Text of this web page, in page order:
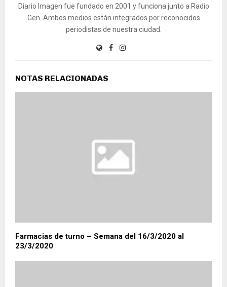
Diario Imagen fue fundado en 2001 y funciona junto a Radio
Gen. Ambos medios están integrados por reconocidos
periodistas de nuestra ciudad.
NOTAS RELACIONADAS
Farmacias de turno – Semana del 16/3/2020 al
23/3/2020